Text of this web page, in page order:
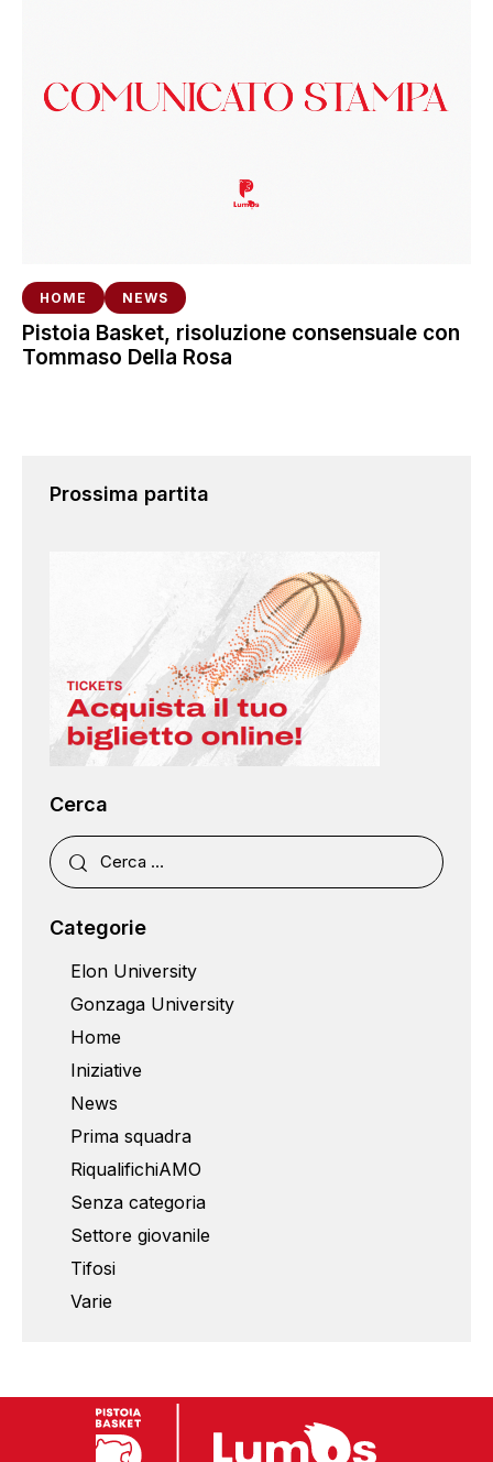
HOME NEWS
Pistoia Basket, risoluzione consensuale con
Tommaso Della Rosa
Prossima partita
Cerca
Categorie
Elon University
Gonzaga University
Home
Iniziative
News
Prima squadra
RiqualifichiAMO
Senza categoria
Settore giovanile
Tifosi
Varie